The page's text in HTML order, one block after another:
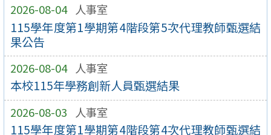
2026-08-04 人事室
115學年度第1學期第4階段第5次代理教師甄選結
果公告
2026-08-04 人事室
本校115年學務創新人員甄選結果
2026-08-03 人事室
115學年度第1學期第4階段第4次代理教師甄選結